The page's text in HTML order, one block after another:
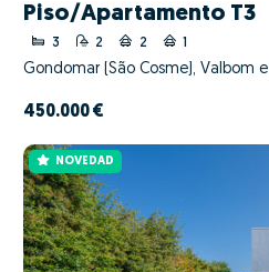
Piso/Apartamento T3
3 2 2 1
Gondomar (São Cosme), Valbom
450.000 €
NOVEDAD